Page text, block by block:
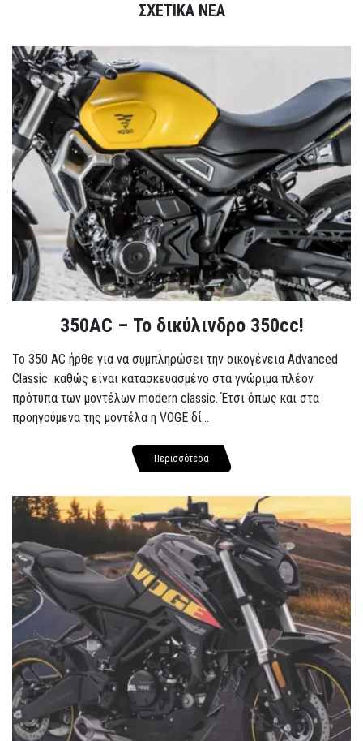
ΣΧΕΤΙΚΑ ΝΕΑ
350AC – Το δικύλινδρο 350cc!
To 350 AC ήρθε για να συμπληρώσει την οικογένεια Advanced
Classic καθώς είναι κατασκευασμένο στα γνώριμα πλέον
πρότυπα των μοντέλων modern classic. Έτσι όπως και στα
προηγούμενα της μοντέλα η VOGE δί...
Περισσότερα